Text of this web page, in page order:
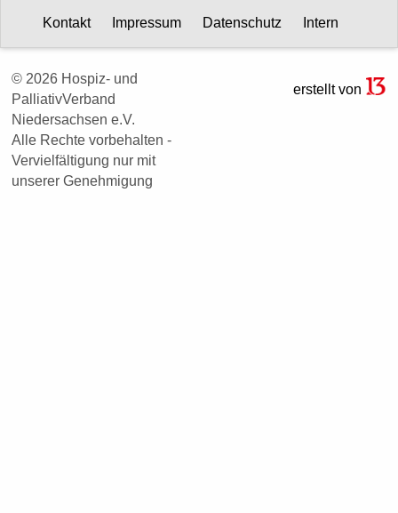
Kontakt Impressum Datenschutz Intern
© 2026 Hospiz- und
PalliativVerband
Niedersachsen e.V.
Alle Rechte vorbehalten -
Vervielfältigung nur mit
unserer Genehmigung
erstellt von